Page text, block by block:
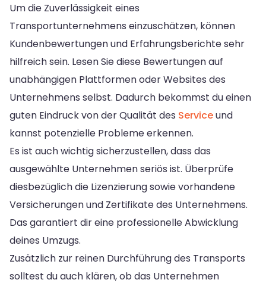
Um die Zuverlässigkeit eines
Transportunternehmens einzuschätzen, können
Kundenbewertungen und Erfahrungsberichte sehr
hilfreich sein. Lesen Sie diese Bewertungen auf
unabhängigen Plattformen oder Websites des
Unternehmens selbst. Dadurch bekommst du einen
guten Eindruck von der Qualität des Serviceund
kannst potenzielle Probleme erkennen.
Es ist auch wichtig sicherzustellen, dass das
ausgewählte Unternehmen seriös ist. Überprüfe
diesbezüglich die Lizenzierung sowie vorhandene
Versicherungen und Zertifikate des Unternehmens.
Das garantiert dir eine professionelle Abwicklung
deines Umzugs.
Zusätzlich zur reinen Durchführung des Transports
solltest du auch klären, ob das Unternehmen